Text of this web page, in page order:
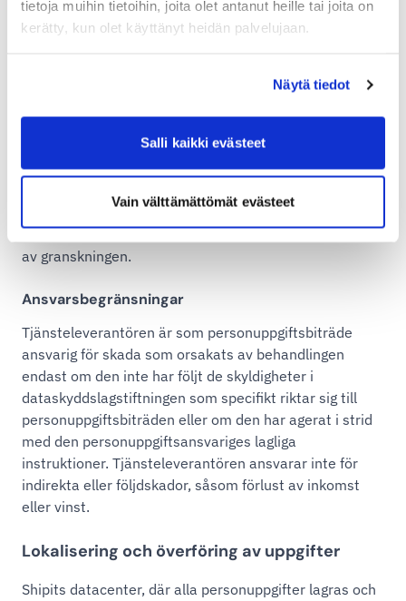
tietoja muihin tietoihin, joita olet antanut heille tai joita on
kerätty, kun olet käyttänyt heidän palvelujaan.
Näytä tiedot
Salli kaikki evästeet
Vain välttämättömät evästeet
göras på ett sätt som inte stör Shipits övriga
verksamhet mer än nödvändigt. Shipit har rätt att
som kan göra en sådan granskning om åtgärderna kan
ärendet. Om kunden upptäcker stora brister i
behandlingen av personuppgifter som inte kan
rätt att häva avtalet utan dröjsmål. Om endast små fel
upptäcks har Shipit rätt till skälig ersättning på grund
av granskningen.
Ansvarsbegränsningar
Tjänsteleverantören är som personuppgiftsbiträde
ansvarig för skada som orsakats av behandlingen
endast om den inte har följt de skyldigheter i
dataskyddslagstiftningen som specifikt riktar sig till
personuppgiftsbiträden eller om den har agerat i strid
med den personuppgiftsansvariges lagliga
instruktioner. Tjänsteleverantören ansvarar inte för
indirekta eller följdskador, såsom förlust av inkomst
eller vinst.
Lokalisering och överföring av uppgifter
Shipits datacenter, där alla personuppgifter lagras och